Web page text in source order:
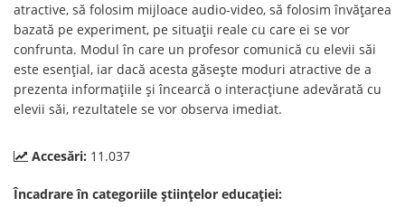
atractive, să folosim mijloace audio-video, să folosim învățarea
bazată pe experiment, pe situații reale cu care ei se vor
confrunta. Modul în care un profesor comunică cu elevii săi
este esențial, iar dacă acesta găsește moduri atractive de a
prezenta informațiile și încearcă o interacțiune adevărată cu
elevii săi, rezultatele se vor observa imediat.
Accesări: 11.037
Încadrare în categoriile științelor educației: